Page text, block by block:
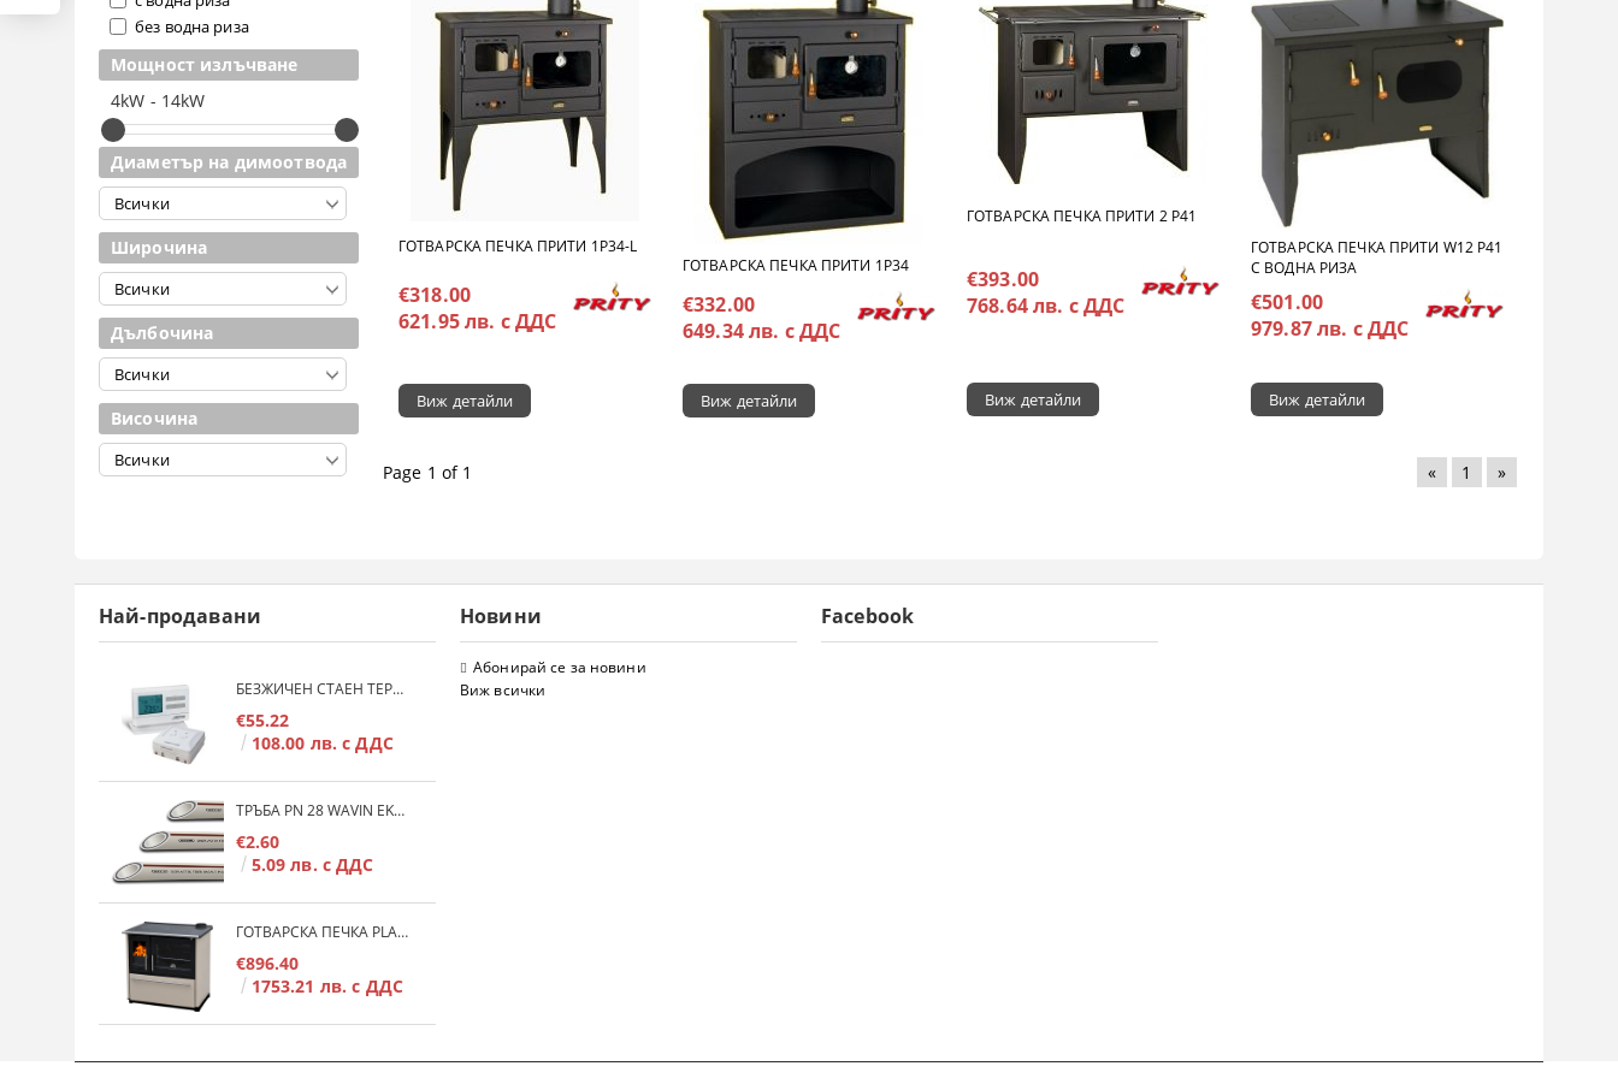
без водна риза
Мощност излъчване
4kW - 14kW
Диаметър на димоотвода
Широчина
Дълбочина
Височина
ГОТВАРСКА ПЕЧКА ПРИТИ 1Р34-L
€318.00
621.95 лв. с ДДС
Виж детайли
ГОТВАРСКА ПЕЧКА ПРИТИ 1P34
€332.00
649.34 лв. с ДДС
Виж детайли
ГОТВАРСКА ПЕЧКА ПРИТИ 2 P41
€393.00
768.64 лв. с ДДС
Виж детайли
ГОТВАРСКА ПЕЧКА ПРИТИ W12 P41
С ВОДНА РИЗА
€501.00
979.87 лв. с ДДС
Виж детайли
Page 1 of 1 « 1 »
Най-продавани
БЕЗЖИЧЕН СТАЕН ТЕРМОСТАТ COMPUTHERM Q7RF
€55.22
108.00 лв. с ДДС
ТРЪБА PN 28 WAVIN EKOPLASTIK FIBER BASALT PLUS - 3М/БР.
€2.60
5.09 лв. с ДДС
ГОТВАРСКА ПЕЧКА PLAMEN 850 GLAS 11KW
€896.40
1753.21 лв. с ДДС
Новини
Абонирай се за новини
Виж всички
Facebook